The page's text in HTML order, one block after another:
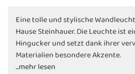
Eine tolle und stylische
Hause Steinhauer. Die Leuchte ist
Hingucker und setzt dank ihrer
Materialien besondere Akzente.
...mehr lesen